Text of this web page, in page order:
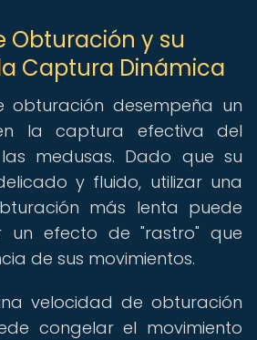
Obturación y su
Captura Dinámica
obturación desempeña un
la captura efectiva del
medusas. Dado que su
y fluido, utilizar una
más lenta puede
efecto de "rastro" que
de sus movimientos.
velocidad de obturación
congelar el movimiento